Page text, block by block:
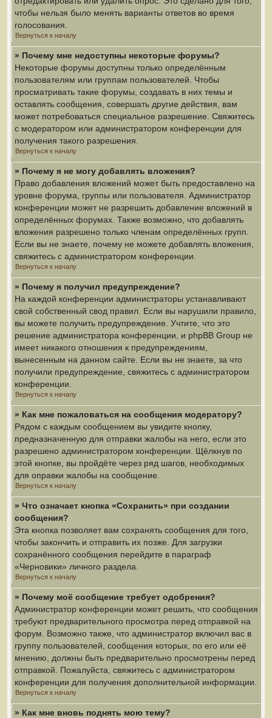
чтобы нельзя было менять варианты ответов во время
голосования.
Вернуться к началу
» Почему мне недоступны некоторые форумы?
Некоторые форумы доступны только определённым
пользователям или группам пользователей. Чтобы
просматривать такие форумы, создавать в них темы и
оставлять сообщения, совершать другие действия, вам
может потребоваться специальное разрешение. Свяжитесь
с модератором или администратором конференции для
получения такого разрешения.
Вернуться к началу
» Почему я не могу добавлять вложения?
Право добавления вложений может быть предоставлено на
уровне форума, группы или пользователя. Администратор
конференции может не разрешить добавление вложений в
определённых форумах. Также возможно, что добавлять
вложения разрешено только членам определённых групп.
Если вы не знаете, почему не можете добавлять вложения,
свяжитесь с администратором конференции.
Вернуться к началу
» Почему я получил предупреждение?
На каждой конференции администраторы устанавливают
свой собственный свод правил. Если вы нарушили правило,
вы можете получить предупреждение. Учтите, что это
решение администратора конференции, и phpBB Group не
имеет никакого отношения к предупреждениям,
вынесенным на данном сайте. Если вы не знаете, за что
получили предупреждение, свяжитесь с администратором
конференции.
Вернуться к началу
» Как мне пожаловаться на сообщения модератору?
Рядом с каждым сообщением вы увидите кнопку,
предназначенную для отправки жалобы на него, если это
разрешено администратором конференции. Щёлкнув по
этой кнопке, вы пройдёте через ряд шагов, необходимых
для оправки жалобы на сообщение.
Вернуться к началу
» Что означает кнопка «Сохранить» при создании
сообщения?
Эта кнопка позволяет вам сохранять сообщения для того,
чтобы закончить и отправить их позже. Для загрузки
сохранённого сообщения перейдите в параграф
«Черновики» личного раздела.
Вернуться к началу
» Почему моё сообщение требует одобрения?
Администратор конференции может решить, что сообщения
требуют предварительного просмотра перед отправкой на
форум. Возможно также, что администратор включил вас в
группу пользователей, сообщения которых, по его или её
мнению, должны быть предварительно просмотрены перед
отправкой. Пожалуйста, свяжитесь с администратором
конференции для получения дополнительной информации.
Вернуться к началу
» Как мне вновь поднять мою тему?